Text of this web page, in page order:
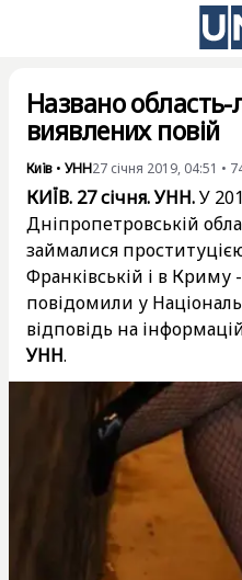
Названо область-
виявлених повій
Київ • УНН27 січня 2019, 04:51 •
КИЇВ. 27 січня. УНН.У
Дніпропетровській
займалися
Франківській і в Криму
повідомили у
відповідь на
УНН.